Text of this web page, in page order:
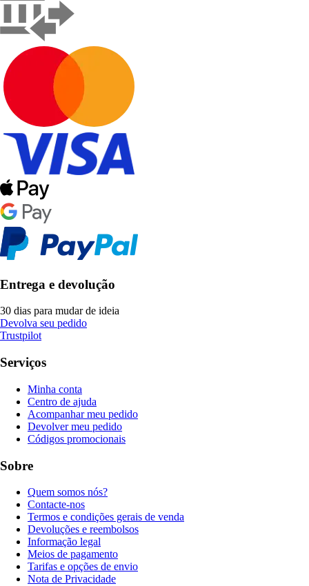
Entrega e devolução
30 dias para mudar de ideia
Devolva seu pedido
Trustpilot
Serviços
Minha conta
Centro de ajuda
Acompanhar meu pedido
Devolver meu pedido
Códigos promocionais
Sobre
Quem somos nós?
Contacte-nos
Termos e condições gerais de venda
Devoluções e reembolsos
Informação legal
Meios de pagamento
Tarifas e opções de envio
Nota de Privacidade